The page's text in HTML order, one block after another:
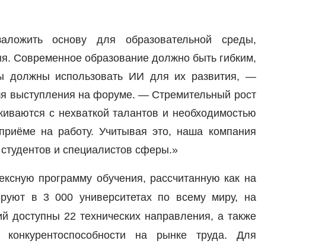
основу для образовательной среды,
Современное образование должно быть гибким,
должны использовать ИИ для их развития, —
выступления на форуме. — Стремительный рост
с нехваткой талантов и необходимостью
на работу. Учитывая это, наша компания
и специалистов сферы.»
программу обучения, рассчитанную как на
в 3 000 университетах по всему миру, на
22 технических направления, а также
на рынке труда. Для